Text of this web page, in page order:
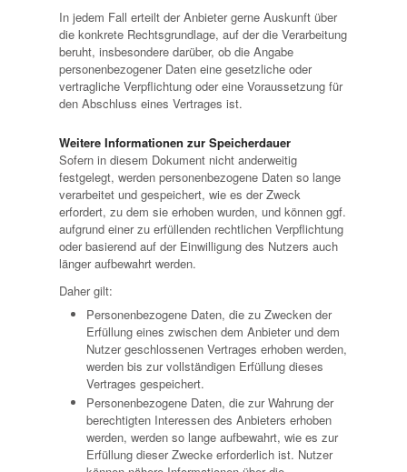
In jedem Fall erteilt der Anbieter gerne Auskunft über
die konkrete Rechtsgrundlage, auf der die Verarbeitung
beruht, insbesondere darüber, ob die Angabe
personenbezogener Daten eine gesetzliche oder
vertragliche Verpflichtung oder eine Voraussetzung für
den Abschluss eines Vertrages ist.
Weitere Informationen zur Speicherdauer
Sofern in diesem Dokument nicht anderweitig
festgelegt, werden personenbezogene Daten so lange
verarbeitet und gespeichert, wie es der Zweck
erfordert, zu dem sie erhoben wurden, und können ggf.
aufgrund einer zu erfüllenden rechtlichen Verpflichtung
oder basierend auf der Einwilligung des Nutzers auch
länger aufbewahrt werden.
Daher gilt:
Personenbezogene Daten, die zu Zwecken der
Erfüllung eines zwischen dem Anbieter und dem
Nutzer geschlossenen Vertrages erhoben werden,
werden bis zur vollständigen Erfüllung dieses
Vertrages gespeichert.
Personenbezogene Daten, die zur Wahrung der
berechtigten Interessen des Anbieters erhoben
werden, werden so lange aufbewahrt, wie es zur
Erfüllung dieser Zwecke erforderlich ist. Nutzer